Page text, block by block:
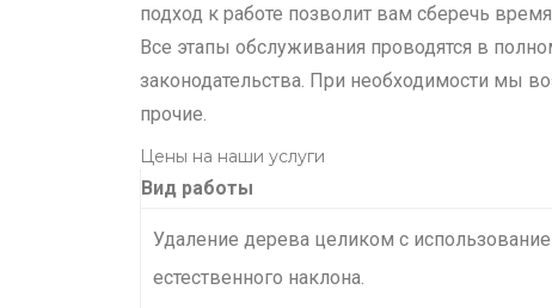
подход к работе позволит вам сберечь
Все этапы обслуживания проводятся в
законодательства. При необходимости мы
прочие.
Цены на наши услуги
Вид работы
Удаление дерева целиком с
естественного наклона.